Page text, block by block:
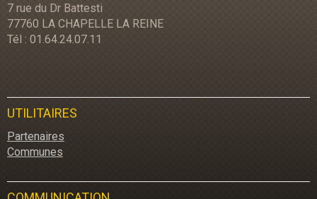
7 rue du Dr Battesti
77760 LA CHAPELLE LA REINE
Tél : 01.64.24.07.11
UTILITAIRES
Partenaires
Communes